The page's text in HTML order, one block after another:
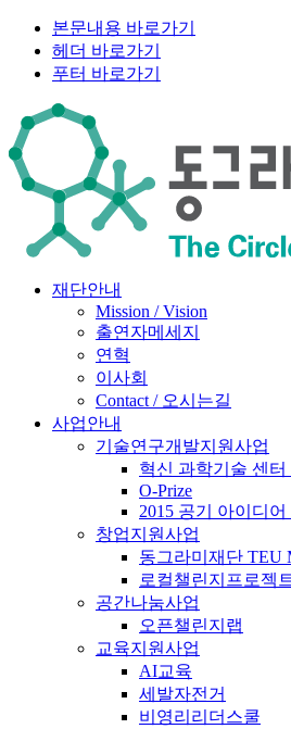
본문내용 바로가기
헤더 바로가기
푸터 바로가기
재단안내
Mission / Vision
출연자메세지
연혁
이사회
Contact / 오시는길
사업안내
기술연구개발지원사업
혁신 과학기술 센터
O-Prize
2015 공기 아이디어
창업지원사업
동그라미재단 TEU
로컬챌린지프로젝
공간나눔사업
오픈챌린지랩
교육지원사업
AI교육
세발자전거
비영리리더스쿨